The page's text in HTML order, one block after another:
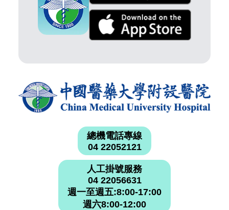
總機電話專線
04 22052121
人工掛號服務
04 22056631
週一至週五:8:00-17:00
週六8:00-12:00